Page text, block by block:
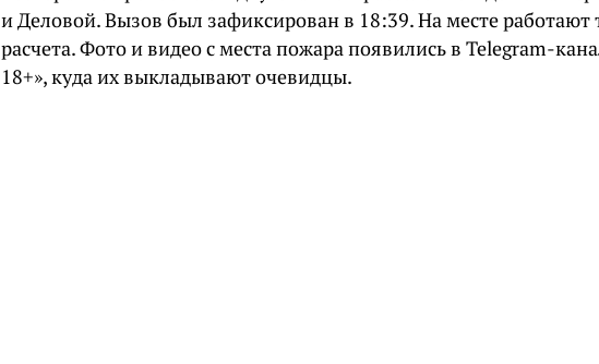
и Деловой. Вызов был зафиксирован в 18:39. На месте
расчета. Фото и видео с места пожара появились в Telegram-
18+», куда их выкладывают очевидцы.